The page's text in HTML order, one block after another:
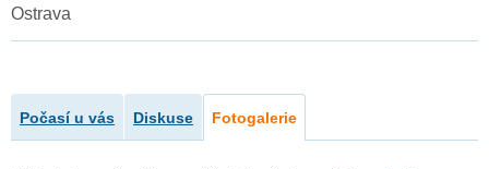
Ostrava
Počasí u vás Diskuse Fotogalerie